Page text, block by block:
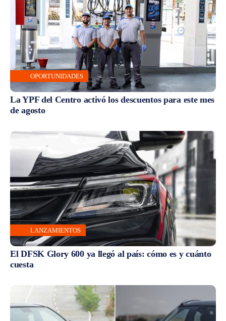
OPORTUNIDADES
La YPF del Centro activó los descuentos para este mes
de agosto
LANZAMIENTOS
El DFSK Glory 600 ya llegó al país: cómo es y cuánto
cuesta